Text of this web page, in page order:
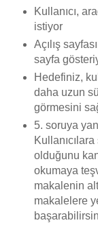
Kullanıcı,
istiyor
Açılış
sayfa
Hedefiniz,
daha uzun
görmesini
5. soruya
olduğunu
okumaya
makalenin
makalelere